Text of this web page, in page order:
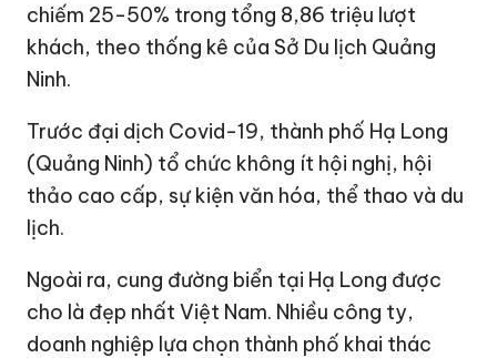
chiếm 25-50% trong tổng 8,86 triệu lượt
khách, theo thống kê của Sở Du lịch Quảng
Ninh.
Trước đại dịch Covid-19, thành phố Hạ Long
(Quảng Ninh) tổ chức không ít hội nghị, hội
thảo cao cấp, sự kiện văn hóa, thể thao và du
lịch.
Ngoài ra, cung đường biển tại Hạ Long được
cho là đẹp nhất Việt Nam. Nhiều công ty,
doanh nghiệp lựa chọn thành phố khai thác